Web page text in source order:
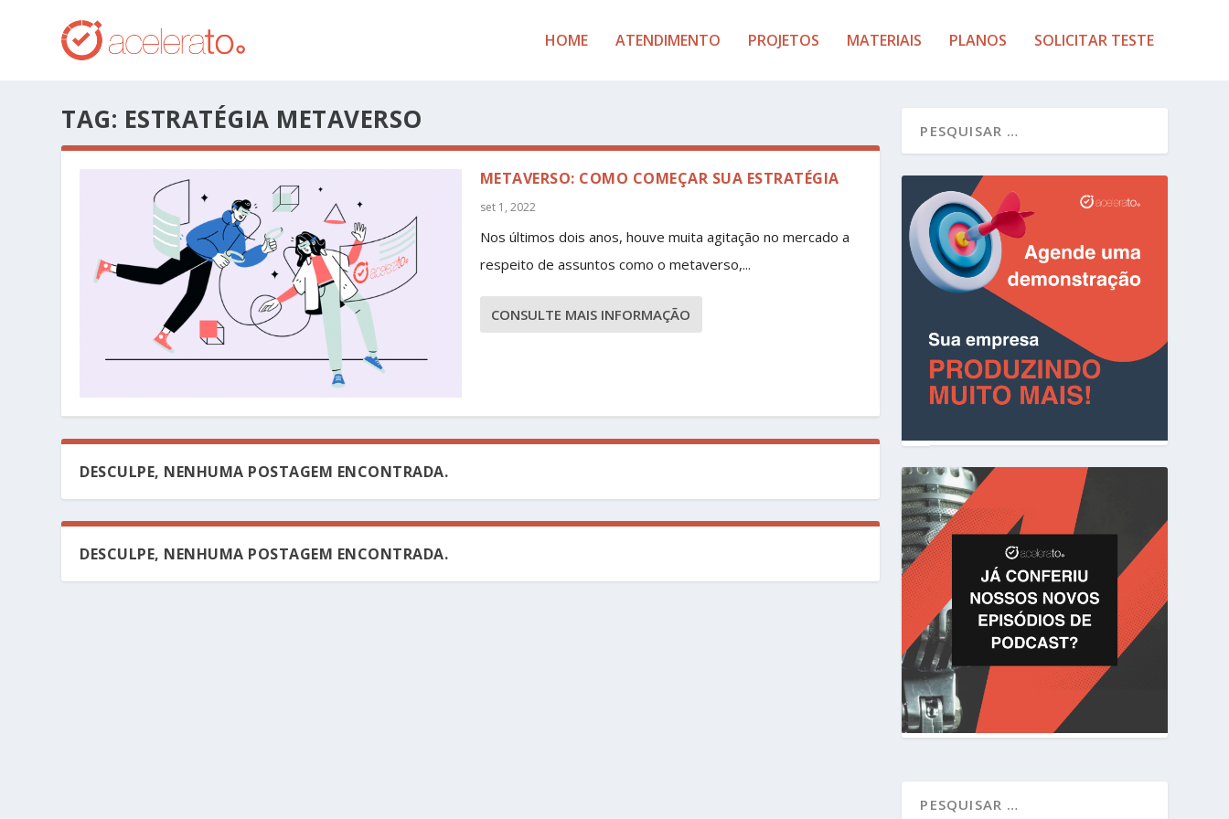
HOME ATENDIMENTO PROJETOS MATERIAIS PLANOS SOLICITAR TESTE
TAG: ESTRATÉGIA METAVERSO
METAVERSO: COMO COMEÇAR SUA ESTRATÉGIA
set 1, 2022
Nos últimos dois anos, houve muita agitação no mercado a
respeito de assuntos como o metaverso,...
CONSULTE MAIS INFORMAÇÃO
DESCULPE, NENHUMA POSTAGEM ENCONTRADA.
DESCULPE, NENHUMA POSTAGEM ENCONTRADA.